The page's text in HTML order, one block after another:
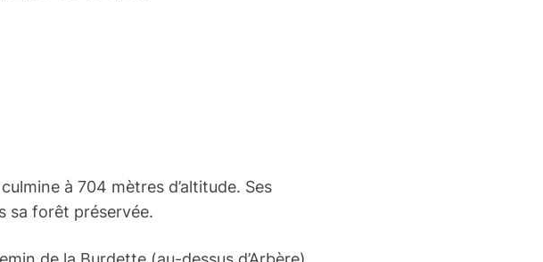
à 704 mètres d’altitude. Ses
sa forêt préservée.